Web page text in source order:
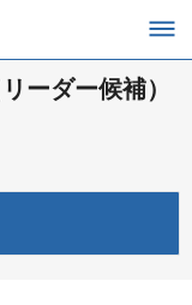
ーダー候補）